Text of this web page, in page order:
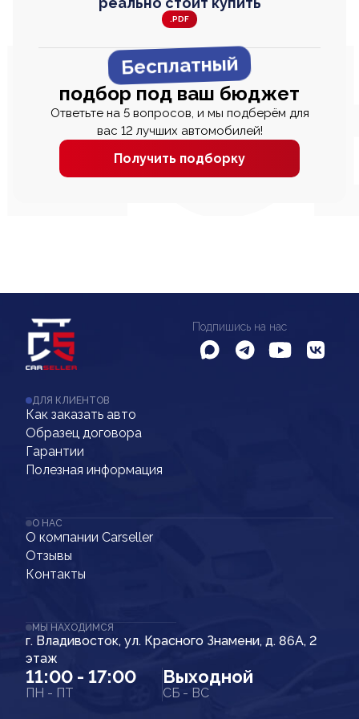
.PDF
Бесплатный
подбор под ваш бюджет
Ответьте на 5 вопросов, и мы подберём для
вас 12 лучших автомобилей!
Получить подборку
Подпишись на нас
ДЛЯ КЛИЕНТОВ
Как заказать авто
Образец договора
Гарантии
Полезная информация
О НАС
О компании Carseller
Отзывы
Контакты
МЫ НАХОДИМСЯ
г. Владивосток, ул. Красного Знамени, д. 86А, 2
этаж
11:00 - 17:00
ПН - ПТ
Выходной
СБ - ВС